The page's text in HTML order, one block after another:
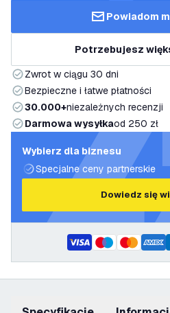
Powiadom
Potrzebujesz
Zwrot w ciągu 30 dni
Bezpieczne i łatwe płatności
30.000+niezależnych recenzji
Darmowa wysyłkaod 250 zł
Wybierz dla biznesu
Specjalne ceny partnerskie
Dowiedz się